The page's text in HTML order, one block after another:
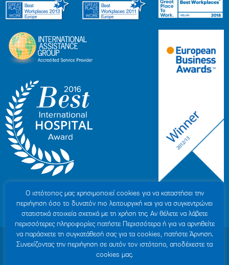
© 2007-2026 ΥΓΕΙΑ Μ.Α.Ε |
ΓΕΜΗ: 000279901000
Όροι Χρήσης
| Πολιτική Προστασίας Προσωπικών Δεδομένων
Δήλωση Απορρήτου
Ο ιστότοπoς μας χρησιμοποιεί cookies για να καταστήσει την
περιήγηση όσο το δυνατόν πιο λειτουργική και για να συγκεντρώνει
στατιστικά στοιχεία σχετικά με τη χρήση της. Αν θέλετε να λάβετε
περισσότερες πληροφορίες πατήστε Περισσότερα ή για να αρνηθείτε
να παράσχετε τη συγκατάθεσή σας για τα cookies, πατήστε Άρνηση.
Συνεχίζοντας την περιήγηση σε αυτόν τον ιστότοπο, αποδέχεστε τα
cookies μας.